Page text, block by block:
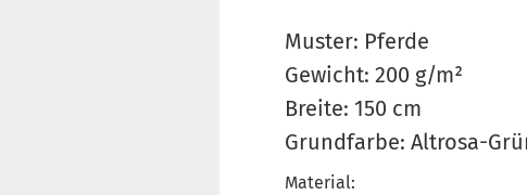
Muster: Pferde
Gewicht: 200 g/m²
Breite: 150 cm
Grundfarbe: Altrosa-
Material: